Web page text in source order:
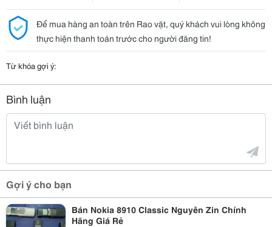
Để mua hàng an toàn trên Rao vặt, quý khách vui lòng không
thực hiện thanh toán trước cho người đăng tin!
Từ khóa gợi ý:
Bình luận
Gợi ý cho bạn
Bán Nokia 8910 Classic Nguyên Zin Chính
Hãng Giá Rẻ